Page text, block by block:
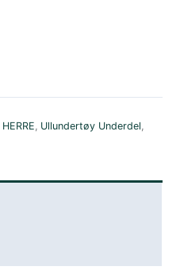
HERRE, Ullundertøy Underdel,